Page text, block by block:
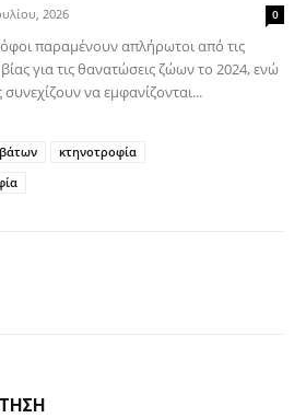
2026 0
παραμένουν απλήρωτοι από τις
για τις θανατώσεις ζώων το 2024, ενώ
να εμφανίζονται...
κτηνοτροφία